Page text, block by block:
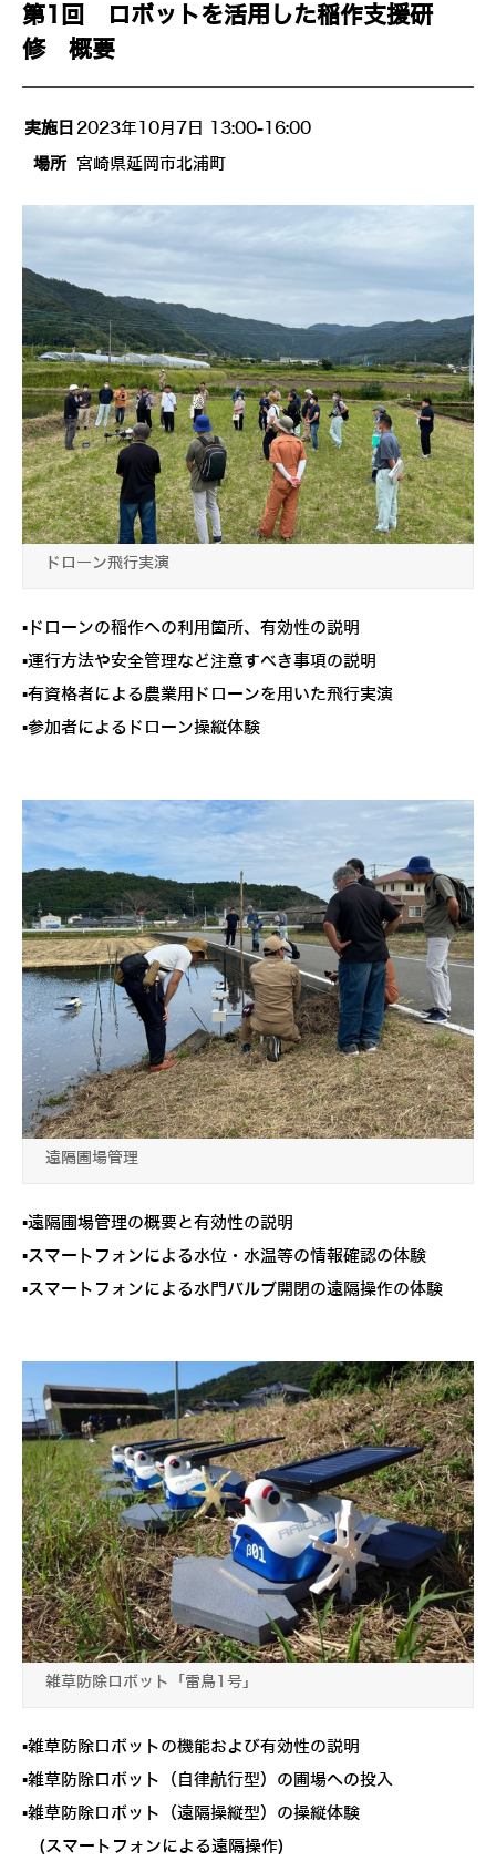
第1回 ロボットを活用した稲作支援研
修 概要
実施日 2023年10月7日 13:00-16:00
場所
宮崎県延岡市北浦町
ドローン飛行実演
▪ドローンの稲作への利用箇所、有効性の説明
▪運行方法や安全管理など注意すべき事項の説明
▪有資格者による農業用ドローンを用いた飛行実演
▪参加者によるドローン操縦体験
遠隔圃場管理
▪遠隔圃場管理の概要と有効性の説明
▪スマートフォンによる水位・水温等の情報確認の体験
▪スマートフォンによる水門バルブ開閉の遠隔操作の体験
雑草防除ロボット「雷鳥1号」
▪雑草防除ロボットの機能および有効性の説明
▪雑草防除ロボット（自律航行型）の圃場への投入
▪雑草防除ロボット（遠隔操縦型）の操縦体験
(スマートフォンによる遠隔操作)